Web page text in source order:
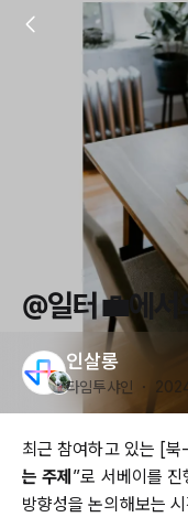
@일터💼에서
인살롱
타임투샤인 ・
최근 참여하고 있는 [
는 주제 ”로 서베이를
방향성을 논의해보는